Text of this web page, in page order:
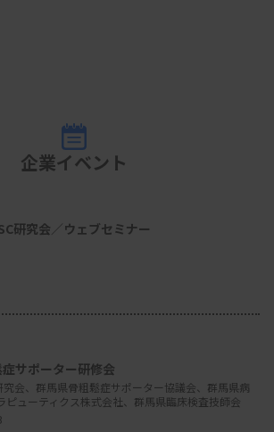
企業イベント
研究会／ウェブセミナー
サポーター研修会
会、群馬県骨粗鬆症サポーター協議会、群馬県病
ピューティクス株式会社、群馬県臨床検査技師会